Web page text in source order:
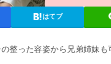
はてブ
整った容姿から兄弟姉妹も